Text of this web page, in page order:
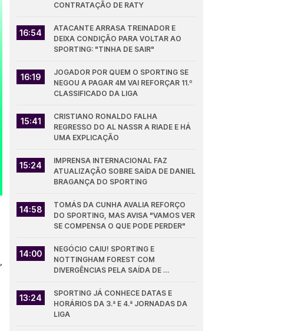
CONTRATAÇÃO DE RATY
16:54
ATACANTE ARRASA TREINADOR E
DEIXA CONDIÇÃO PARA VOLTAR AO
SPORTING: "TINHA DE SAIR"
16:19
JOGADOR POR QUEM O SPORTING SE
NEGOU A PAGAR 4M VAI REFORÇAR 11.º
CLASSIFICADO DA LIGA
15:41
CRISTIANO RONALDO FALHA
REGRESSO DO AL NASSR A RIADE E HÁ
UMA EXPLICAÇÃO
15:24
IMPRENSA INTERNACIONAL FAZ
ATUALIZAÇÃO SOBRE SAÍDA DE DANIEL
BRAGANÇA DO SPORTING
14:58
TOMÁS DA CUNHA AVALIA REFORÇO
DO SPORTING, MAS AVISA "VAMOS VER
SE COMPENSA O QUE PODE PERDER"
14:00
NEGÓCIO CAIU! SPORTING E
NOTTINGHAM FOREST COM
DIVERGÊNCIAS PELA SAÍDA DE
13:24
SPORTING JÁ CONHECE DATAS E
HORÁRIOS DA 3.ª E 4.ª JORNADAS DA
LIGA